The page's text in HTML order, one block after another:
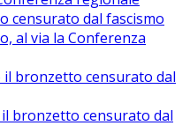
censurato dal fascismo
al via la Conferenza
il bronzetto censurato dal
bronzetto censurato dal